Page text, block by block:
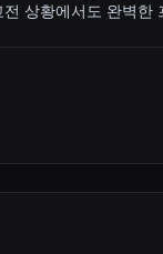
상황에서도 완벽한